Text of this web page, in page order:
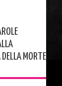
MORTE